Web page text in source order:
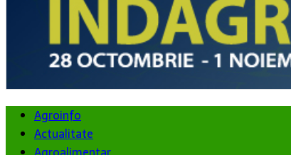
Agroinfo
Actualitate